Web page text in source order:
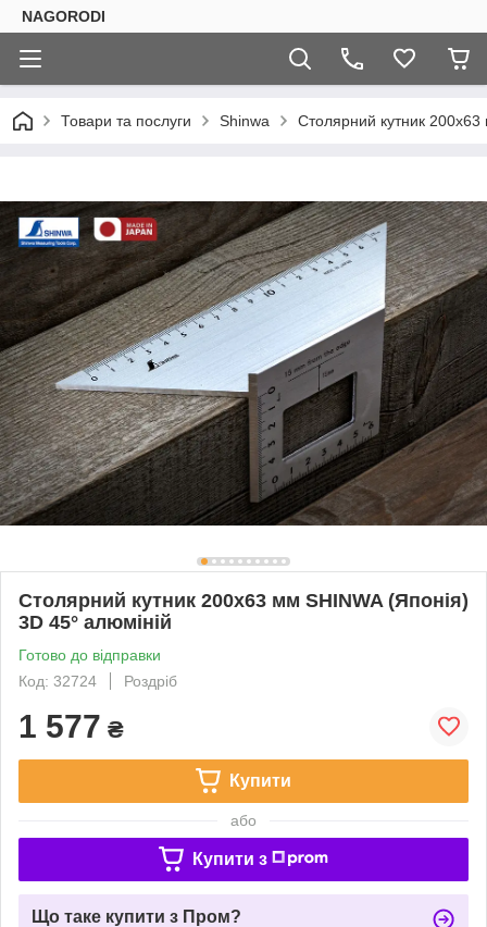
NAGORODI
Товари та послуги Shinwa Столярний кутник
Столярний кутник 200х63 мм SHINWA (Японія)
3D 45° алюміній
Готово до відправки
Код: 32724
Роздріб
1 577 ₴
Купити
або
Купити з
Що таке купити з Пром?